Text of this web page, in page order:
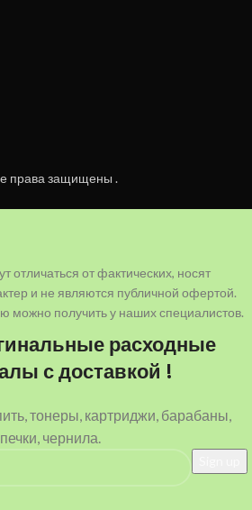
права защищены .
отличаться от фактических, носят
и не являются публичной офертой.
можно получить у наших специалистов.
расходные
с доставкой !
тонеры, картриджи, барабаны,
печки, чернила.